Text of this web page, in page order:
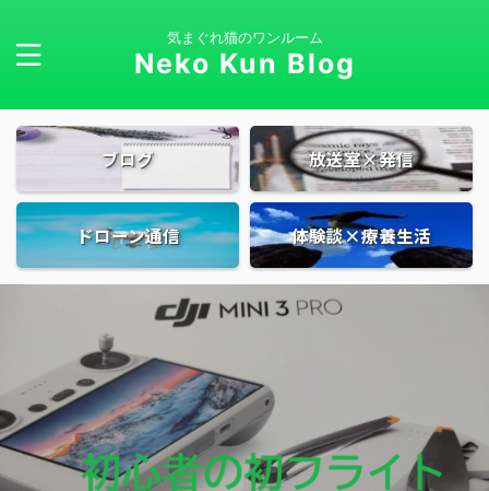
気まぐれ猫のワンルーム
Neko Kun Blog
ブログ 放送室×発信
ドローン通信 体験談×療養生活